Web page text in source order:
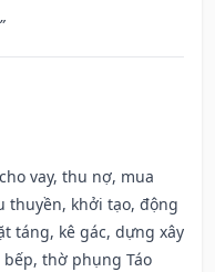
vay, thu nợ, mua
thuyền, khởi tạo, động
táng, kê gác, dựng xây
thờ phụng Táo